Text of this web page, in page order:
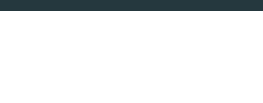
LinkedIn